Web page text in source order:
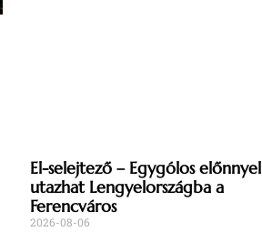
El-selejtező – Egygólos előnnyel
utazhat Lengyelországba a
Ferencváros
2026-08-06